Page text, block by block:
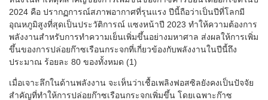
2024 คือ ปรากฏการณ์สภาพอากาศที่รุนแรง ปีนี้ถือว่าเป็นปีที่โลกมี
อุณหภูมิสูงที่สุดเป็นประวัติการณ์ แซงหน้าปี 2023 ทำให้ความต้องการ
พลังงานสำหรับการทำความเย็นเพิ่มขึ้นอย่างมหาศาล ส่งผลให้การเพิ่ม
ขึ้นของการปล่อยก๊าซเรือนกระจกที่เกี่ยวข้องกับพลังงานในปีนี้ถึง
ประมาณ ร้อยละ 80 ของทั้งหมด (1)
เมื่อเจาะลึกในด้านพลังงาน จะเห็นว่าเชื้อเพลิงฟอสซิลยังคงเป็นปัจจัย
สำคัญที่ทำให้การปล่อยก๊าซเรือนกระจกเพิ่มขึ้น โดยเฉพาะก๊าซ